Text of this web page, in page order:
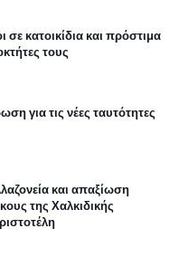
σε κατοικίδια και πρόστιμα
τους
για τις νέες ταυτότητες
και απαξίωση
της Χαλκιδικής